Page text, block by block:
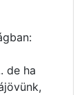
de ha